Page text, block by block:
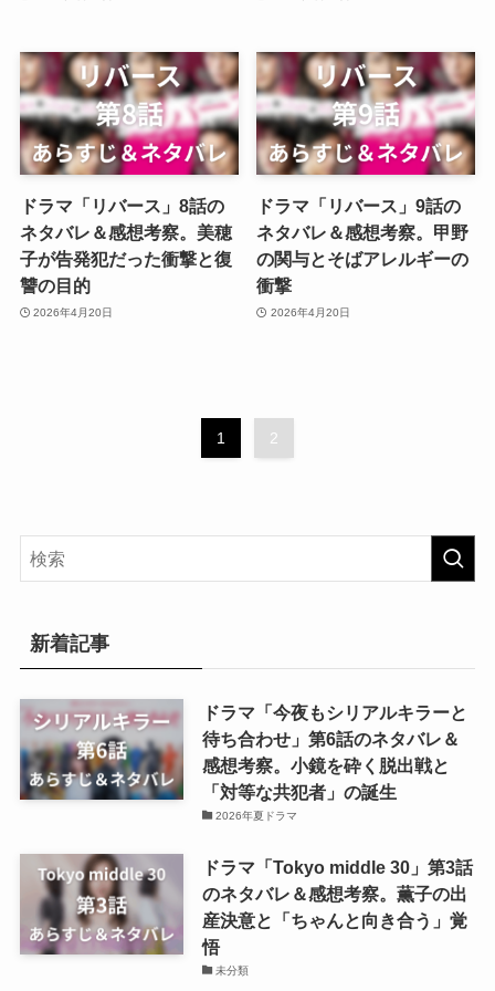
ドラマ「リバース」8話の
ネタバレ＆感想考察。美穂
子が告発犯だった衝撃と復
讐の目的
2026年4月20日
ドラマ「リバース」9話の
ネタバレ＆感想考察。甲野
の関与とそばアレルギーの
衝撃
2026年4月20日
1 2
新着記事
ドラマ「今夜もシリアルキラーと
待ち合わせ」第6話のネタバレ＆
感想考察。小鏡を砕く脱出戦と
「対等な共犯者」の誕生
2026年夏ドラマ
ドラマ「Tokyo middle 30」第3話
のネタバレ＆感想考察。薫子の出
産決意と「ちゃんと向き合う」覚
悟
未分類